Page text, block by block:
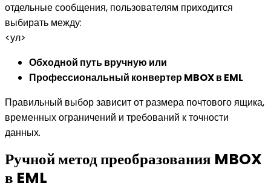
отдельные сообщения, пользователям приходится
выбирать между:
<ул>
Обходной путь вручную или
Профессиональный конвертер MBOX в EML
Правильный выбор зависит от размера почтового ящика,
временных ограничений и требований к точности
данных.
Ручной метод преобразования MBOX
в EML